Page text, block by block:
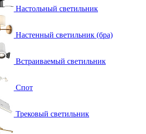
Настольный светильник
Настенный светильник (бра)
Встраиваемый светильник
Спот
Трековый светильник